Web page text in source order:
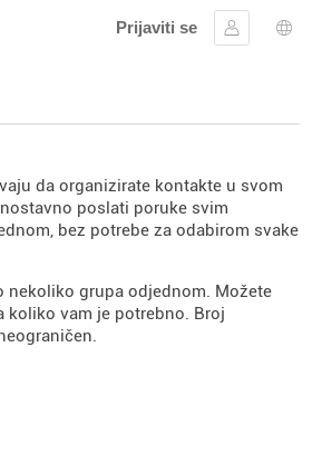
Prijaviti se
Prijavite se
da organizirate kontakte u svom
poslati poruke svim
bez potrebe za odabirom svake
nekoliko grupa odjednom. Možete
vam je potrebno. Broj